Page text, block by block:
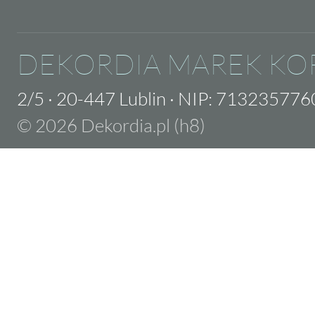
DEKORDIA MAREK
2/5 · 20-447 Lublin · NIP:
© 2026 Dekordia.pl (h8)